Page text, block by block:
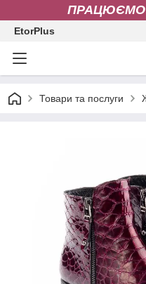
ПРАЦЮЄМО
EtorPlus
Товари та послуги